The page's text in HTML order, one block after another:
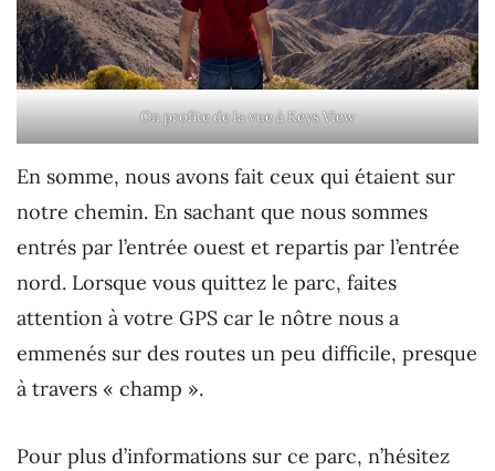
On profite de la vue à Keys View
En somme, nous avons fait ceux qui étaient sur
notre chemin. En sachant que nous sommes
entrés par l’entrée ouest et repartis par l’entrée
nord. Lorsque vous quittez le parc, faites
attention à votre GPS car le nôtre nous a
emmenés sur des routes un peu difficile, presque
à travers « champ ».
Pour plus d’informations sur ce parc, n’hésitez